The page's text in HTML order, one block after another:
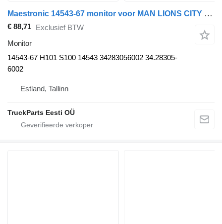
Maestronic 14543-67 monitor voor MAN LIONS CITY bus
€ 88,71 Exclusief BTW
Monitor
14543-67 H101 S100 14543 34283056002 34.28305-
6002
Estland, Tallinn
TruckParts Eesti OÜ